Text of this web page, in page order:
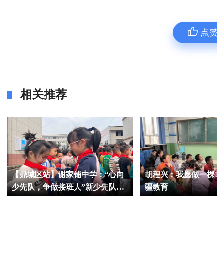
点
相关推荐
【鼎城区站】谢家铺中学：“心向
少先队，争做接班人”新少先队员
胡程兴：我愿做一棵
疆教育